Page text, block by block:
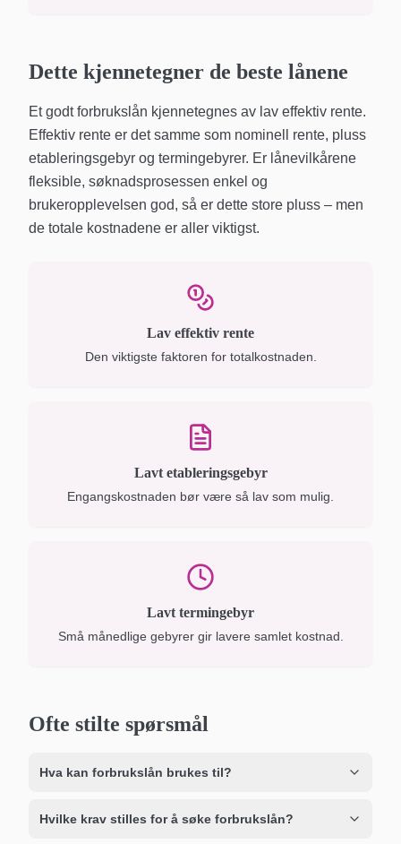
Dette kjennetegner de beste lånene
Et godt forbrukslån kjennetegnes av lav effektiv rente.
Effektiv rente er det samme som nominell rente, pluss
etableringsgebyr og termingebyrer. Er lånevilkårene
fleksible, søknadsprosessen enkel og
brukeropplevelsen god, så er dette store pluss – men
de totale kostnadene er aller viktigst.
Lav effektiv rente
Den viktigste faktoren for totalkostnaden.
Lavt etableringsgebyr
Engangskostnaden bør være så lav som mulig.
Lavt termingebyr
Små månedlige gebyrer gir lavere samlet kostnad.
Ofte stilte spørsmål
Hva kan forbrukslån brukes til?
Hvilke krav stilles for å søke forbrukslån?